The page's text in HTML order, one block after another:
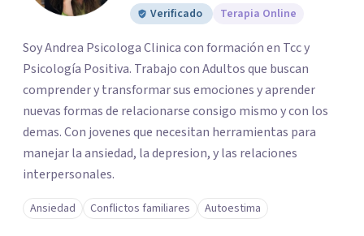
Verificado Terapia Online
Soy Andrea Psicologa Clinica con formación en Tcc y
Psicología Positiva. Trabajo con Adultos que buscan
comprender y transformar sus emociones y aprender
nuevas formas de relacionarse consigo mismo y con los
demas. Con jovenes que necesitan herramientas para
manejar la ansiedad, la depresion, y las relaciones
interpersonales.
Ansiedad Conflictos familiares Autoestima